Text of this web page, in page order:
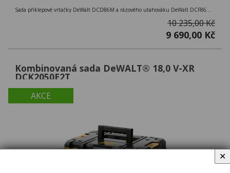
Sada příklepové vrtačky DeWalt DCD86M a rázového utahováku DeWalt DCF86M edice McLaren F1 Team s bezuhlíkovým motorem 18V 2x 5,0Ah
10 235,00 Kč
9 690,00 Kč
AKCE
Kombinovaná sada DeWALT® 18,0 V-XR
DCK2050E2T
✕